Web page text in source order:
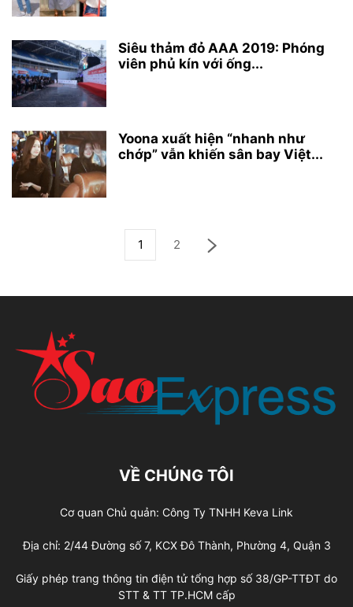
Siêu thảm đỏ AAA 2019: Phóng
viên phủ kín với ống...
Yoona xuất hiện “nhanh như
chớp” vẫn khiến sân bay Việt...
1 2
VỀ CHÚNG TÔI
Cơ quan Chủ quản: Công Ty TNHH Keva Link
Địa chỉ: 2/44 Đường số 7, KCX Đô Thành, Phường 4, Quận 3
Giấy phép trang thông tin điện tử tổng hợp số 38/GP-TTĐT do
STT & TT TP.HCM cấp